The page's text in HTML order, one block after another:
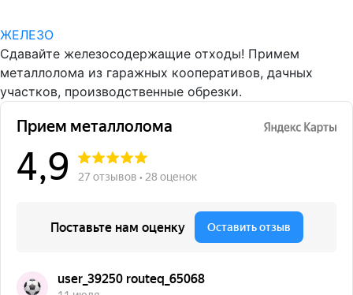
ЖЕЛЕЗО
Сдавайте железосодержащие отходы! Примем
металлолома из гаражных кооперативов, дачных
участков, производственные обрезки.